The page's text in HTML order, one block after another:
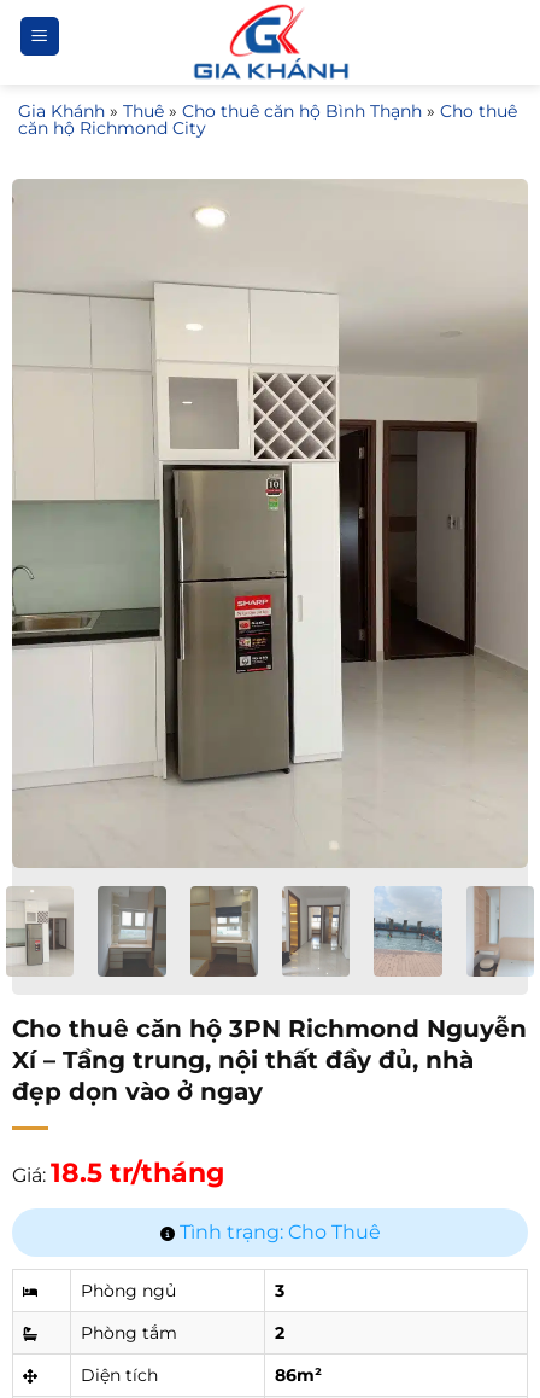
Bỏ
qua
dung
Gia Khánh » Thuê » Cho thuê căn hộ Bình Thạnh » Cho thuê
căn hộ Richmond City
Cho thuê căn hộ 3PN Richmond Nguyễn
Xí – Tầng trung, nội thất đầy đủ, nhà
đẹp dọn vào ở ngay
Giá: 18.5 tr/tháng
Tình trạng: Cho Thuê
Phòng ngủ
3
Phòng tắm
2
Diện tích
86m²